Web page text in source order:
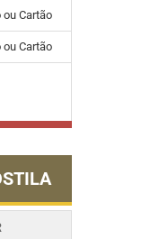
ou Cartão
ou Cartão